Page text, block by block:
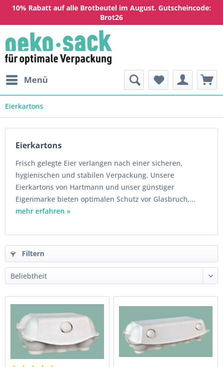
10% Rabatt auf alle Brotbeutel im August. Gutscheincode:
Brot26
Menü
Eierkartons
Eierkartons
Frisch gelegte Eier verlangen nach einer sicheren,
hygienischen und stabilen Verpackung. Unsere
Eierkartons von Hartmann und unser günstiger
Eigenmarke bieten optimalen Schutz vor Glasbruch,...
mehr erfahren »
Filtern